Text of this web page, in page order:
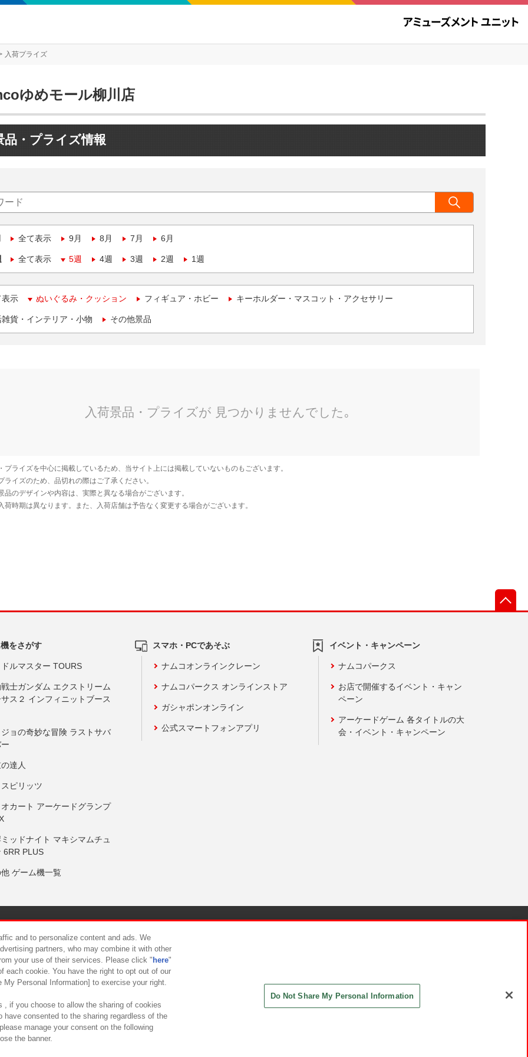
入荷プライズ
ゆめモール柳川店
品・プライズ情報
全て表示 9月 8月 7月 6月
全て表示 5週 4週 3週 2週 1週
表示 ぬいぐるみ・クッション フィギュア・ホビー キーホルダー・マスコット・アクセサリー
貨・インテリア・小物 その他景品
をさがす
ルマスター TOURS
士ガンダム エクストリーム
ス２ インフィニットブース
ョの奇妙な冒険 ラストサバ
達人
ピリッツ
カート アーケードグランプ
ッドナイト マキシマムチュ
6RR PLUS
ゲーム機一覧
スマホ・PCであそぶ
ナムコオンラインクレーン
ナムコパークス オンラインストア
ガシャポンオンライン
公式スマートフォンアプリ
イベント・キャンペーン
ナムコパークス
お店で開催するイベント・キャン
ペーン
アーケードゲーム 各タイトルの大
会・イベント・キャンペーン
について カスタマーハラスメント対応方針
and to personalize content and ads. We
partners, who may combine it with other
your use of their services. Please click " here"
each cookie. You have the right to opt out of our
Personal Information] to exercise your right.
, if you choose to allow the sharing of cookies
have consented to the sharing regardless of the
manage your consent on the following
the banner.
Do Not Share My Personal Information